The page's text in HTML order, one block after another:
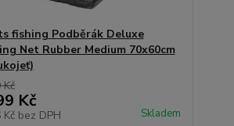
fishing Podběrák Deluxe
Net Rubber Medium 70x60cm
Kč
Kč bez DPH Skladem